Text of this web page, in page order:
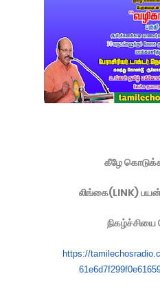
கீழே
லிங்கை(LINK)
நிகழ்ச்சியை
https://